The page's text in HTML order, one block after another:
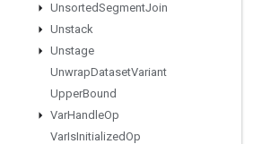
UnsortedSegmentJoin
Unstack
Unstage
UnwrapDatasetVariant
UpperBound
VarHandleOp
VarIsInitializedOp